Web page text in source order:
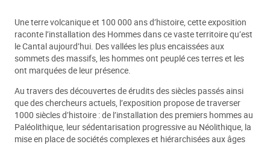
Une terre volcanique et 100 000 ans d’histoire, cette exposition
raconte l’installation des Hommes dans ce vaste territoire qu’est
le Cantal aujourd’hui. Des vallées les plus encaissées aux
sommets des massifs, les hommes ont peuplé ces terres et les
ont marquées de leur présence.
Au travers des découvertes de érudits des siècles passés ainsi
que des chercheurs actuels, l’exposition propose de traverser
1000 siècles d’histoire : de l’installation des premiers hommes au
Paléolithique, leur sédentarisation progressive au Néolithique, la
mise en place de sociétés complexes et hiérarchisées aux âges